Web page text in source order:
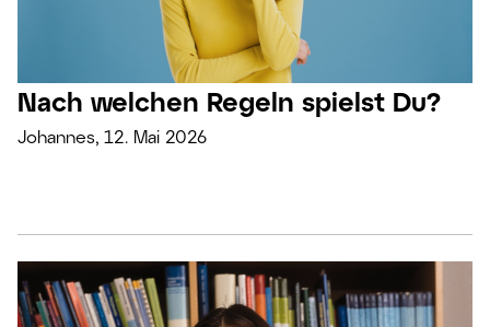
Nach welchen Regeln spielst Du?
Johannes, 12. Mai 2026